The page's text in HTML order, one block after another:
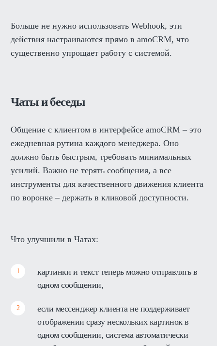
Больше не нужно использовать Webhook, эти
действия настраиваются прямо в amoCRM, что
существенно упрощает работу с системой.
Чаты и беседы
Общение с клиентом в интерфейсе amoCRM – это
ежедневная рутина каждого менеджера. Оно
должно быть быстрым, требовать минимальных
усилий. Важно не терять сообщения, а все
инструменты для качественного движения клиента
по воронке – держать в кликовой доступности.
Что улучшили в Чатах:
картинки и текст теперь можно отправлять в
одном сообщении,
если мессенджер клиента не поддерживает
отображении сразу нескольких картинок в
одном сообщении, система автоматически